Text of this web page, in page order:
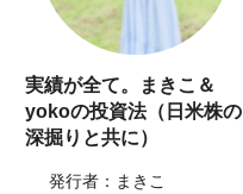
実績が全て。まきこ＆
yokoの投資法（日米株の
深掘りと共に）
発行者：まきこ